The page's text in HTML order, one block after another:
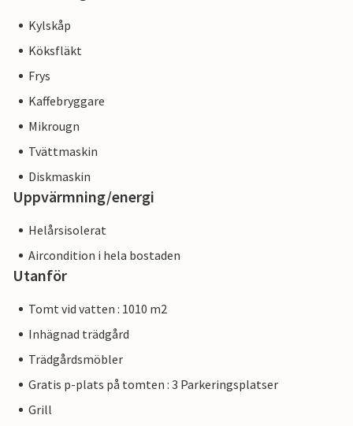
Kylskåp
Köksfläkt
Frys
Kaffebryggare
Mikrougn
Tvättmaskin
Diskmaskin
Uppvärmning/energi
Helårsisolerat
Aircondition i hela bostaden
Utanför
Tomt vid vatten : 1010 m2
Inhägnad trädgård
Trädgårdsmöbler
Gratis p-plats på tomten : 3 Parkeringsplatser
Grill